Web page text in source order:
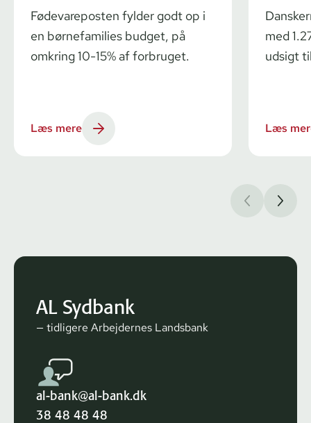
Fødevareposten fylder godt op i
en børnefamilies budget, på
omkring 10-15% af forbruget.
Læs mere
med
udsigt
Læs
AL Sydbank
— tidligere Arbejdernes Landsbank
al-bank@al-bank.dk
38 48 48 48